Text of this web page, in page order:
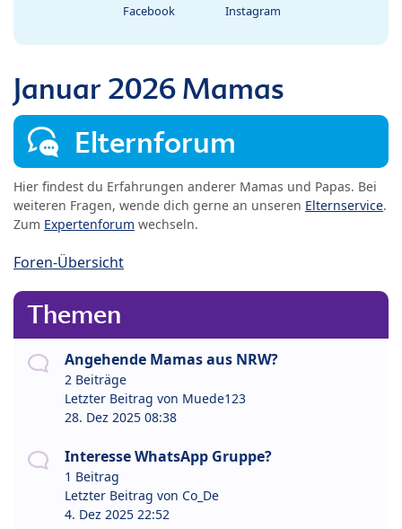
Facebook Instagram
Januar 2026 Mamas
Elternforum
Hier findest du Erfahrungen anderer Mamas und Papas. Bei
weiteren Fragen, wende dich gerne an unseren Elternservice.
Zum Expertenforum wechseln.
Foren-Übersicht
Themen
Angehende Mamas aus NRW?
2 Beiträge
Letzter Beitrag von Muede123
28. Dez 2025 08:38
Interesse WhatsApp Gruppe?
1 Beitrag
Letzter Beitrag von Co_De
4. Dez 2025 22:52